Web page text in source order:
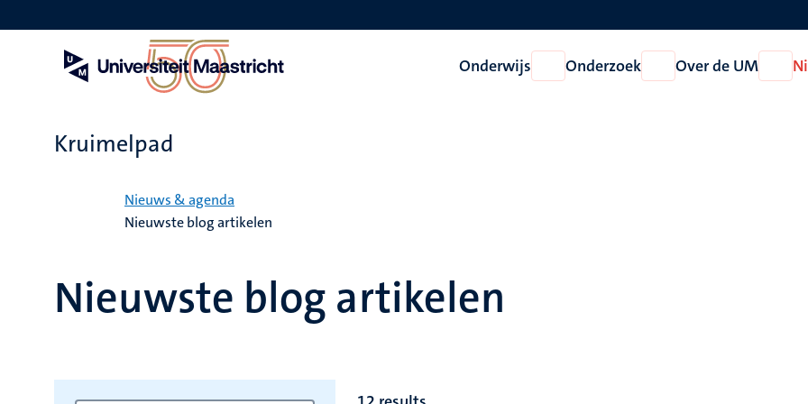
en
Onderwijs
Open
Onderwijs
Onderzoek
Open
Onderzoek
Over de UM
Open
Over
Kruimelpad
Nieuws & agenda
Nieuwste blog artikelen
Nieuwste blog artikelen